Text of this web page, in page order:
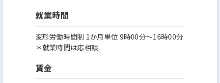
就業時間
変形労働時間制 1か月単位 9時00分〜16時00分
＊就業時間は応相談
賃金